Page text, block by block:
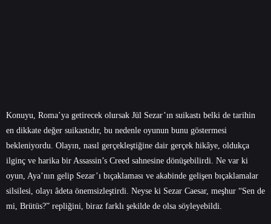
Konuyu, Roma’ya getirecek olursak Jül Sezar’ın suikastı belki de tarihin
en dikkate değer suikastıdır, bu nedenle oyunun bunu göstermesi
bekleniyordu. Olayın, nasıl gerçekleştiğine dair gerçek hikâye, oldukça
ilginç ve harika bir Assassin’s Creed sahnesine dönüşebilirdi. Ne var ki
oyun, Aya’nın gelip Sezar’ı bıçaklaması ve akabinde gelişen bıçaklamalar
silsilesi, olayı âdeta önemsizleştirdi. Neyse ki Sezar Caesar, meşhur “Sen de
mi, Brütüs?” repliğini, biraz farklı şekilde de olsa söyleyebildi.